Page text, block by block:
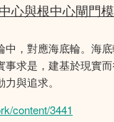
心與根中心閘門
中，對應海底輪。海
事求是，建基於現實
與追求。
content/3441